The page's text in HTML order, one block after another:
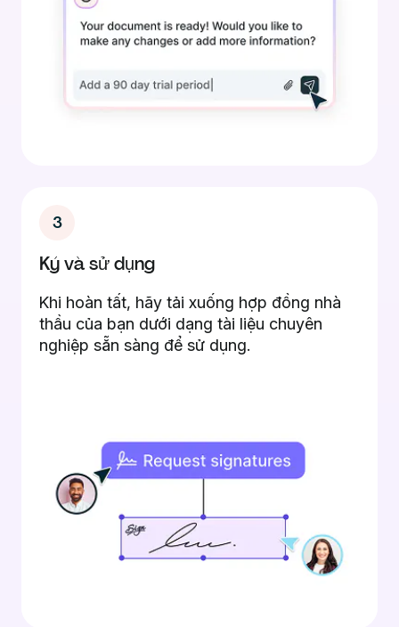
3
Ký và sử dụng
Khi hoàn tất, hãy tải xuống hợp đồng nhà
thầu của bạn dưới dạng tài liệu chuyên
nghiệp sẵn sàng để sử dụng.